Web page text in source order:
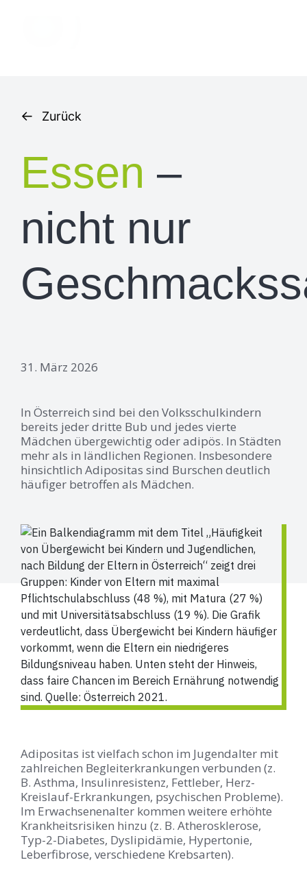
← Zurück
Essen –
nicht nur
31. März 2026
In Österreich sind bei den Volksschulkindern
bereits jeder dritte Bub und jedes vierte
Mädchen übergewichtig oder adipös. In Städten
mehr als in ländlichen Regionen. Insbesondere
hinsichtlich Adipositas sind Burschen deutlich
häufiger betroffen als Mädchen.
Adipositas ist vielfach schon im Jugendalter mit
zahlreichen Begleiterkrankungen verbunden (z.
B. Asthma, Insulinresistenz, Fettleber, Herz-
Kreislauf-Erkrankungen, psychischen Probleme).
Im Erwachsenenalter kommen weitere erhöhte
Krankheitsrisiken hinzu (z. B. Atherosklerose,
Typ-2-Diabetes, Dyslipidämie, Hypertonie,
Leberfibrose, verschiedene Krebsarten).